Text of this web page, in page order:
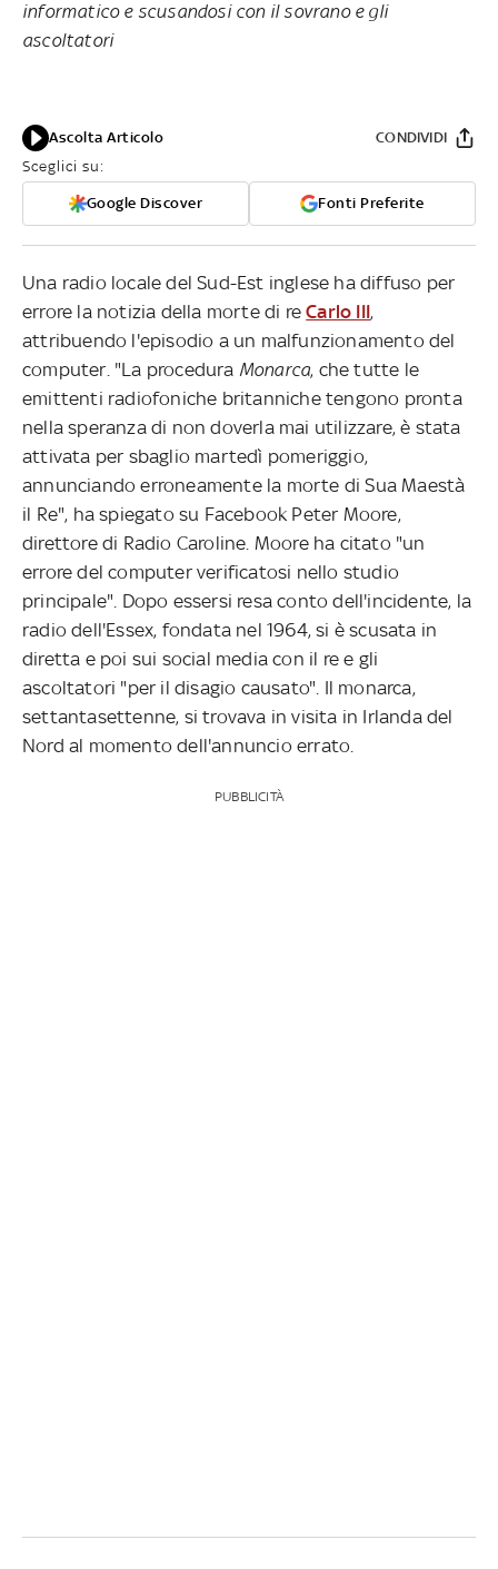
informatico e scusandosi con il sovrano e gli
ascoltatori
Ascolta Articolo
Sceglici su:
Google Discover Fonti Preferite
CONDIVIDI
Una radio locale del Sud-Est inglese ha diffuso per
errore la notizia della morte di reCarlo III,
attribuendo l'episodio a un malfunzionamento del
computer. "La procedura Monarca, che tutte le
emittenti radiofoniche britanniche tengono pronta
nella speranza di non doverla mai utilizzare, è stata
attivata per sbaglio martedì pomeriggio,
annunciando erroneamente la morte di Sua Maestà
il Re", ha spiegato su Facebook Peter Moore,
direttore di Radio Caroline. Moore ha citato "un
errore del computer verificatosi nello studio
principale". Dopo essersi resa conto dell'incidente, la
radio dell'Essex, fondata nel 1964, si è scusata in
diretta e poi sui social media con il re e gli
ascoltatori "per il disagio causato". Il monarca,
settantasettenne, si trovava in visita in Irlanda del
Nord al momento dell'annuncio errato.
PUBBLICITÀ